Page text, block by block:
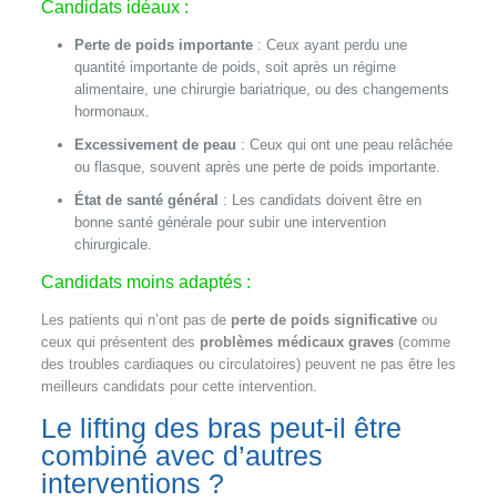
Candidats idéaux :
Perte de poids importante: Ceux ayant perdu une
quantité importante de poids, soit après un régime
alimentaire, une chirurgie bariatrique, ou des changements
hormonaux.
Excessivement de peau : Ceux qui ont une peau relâchée
ou flasque, souvent après une perte de poids importante.
État de santé général : Les candidats doivent être en
bonne santé générale pour subir une intervention
chirurgicale.
Candidats moins adaptés :
Les patients qui n’ont pas de perte de poids significativeou
ceux qui présentent des problèmes médicaux graves(comme
des troubles cardiaques ou circulatoires) peuvent ne pas être les
meilleurs candidats pour cette intervention.
Le lifting des bras peut-il être
combiné avec d’autres
interventions ?